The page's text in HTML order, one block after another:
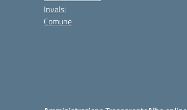
Invalsi
Comune